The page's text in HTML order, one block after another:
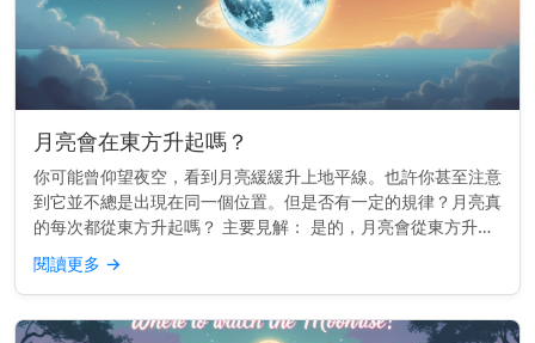
月亮會在東方升起嗎？
你可能曾仰望夜空，看到月亮緩緩升上地平線。也許你甚至注意
到它並不總是出現在同一個位置。但是否有一定的規律？月亮真
的每次都從東方升起嗎？ 主要見解： 是的，月亮會從東方升起
——或非常接近東方——就像太陽一樣。 為什麼月亮會跟隨東
方 這一切都與...
閱讀更多 →